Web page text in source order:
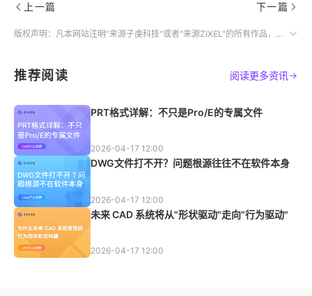
上一篇 下一篇
版权声明：凡本网站注明"来源子虔科技"或者"来源ZIXEL"的所有作品，均为本网站合法拥有版权的作品，未经本网站授权，任何媒体、网站、个人不得转载、链接、转帖或以其他方式使用。
推荐阅读 阅读更多资讯
PRT格式详解：不只是Pro/E的专属文件
2026-04-17 12:00
DWG文件打不开？问题根源往往不在软件本身
2026-04-17 12:00
未来 CAD 系统将从"形状驱动"走向"行为驱动"
2026-04-17 12:00